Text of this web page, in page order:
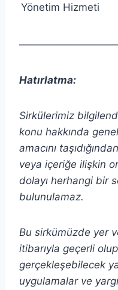
Yönetim Hizmeti
Hatırlatma:
Sirkülerimiz
konu hakkında
amacını
veya içeriğe ilişkin
dolayı herhangi bir
bulunulamaz.
Bu sirkümüzde yer
itibarıyla geçerli
gerçekleşebilecek
uygulamalar ve